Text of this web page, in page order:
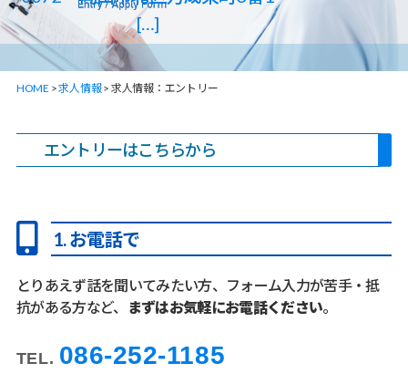
淳
風
ロ
ン
ホ
ピ
HOME >求人情報> 求人情報：エントリー
エントリーはこちらから
1. お電話で
とりあえず話を聞いてみたい方、フォーム入力が苦手・抵
抗がある方など、
まずはお気軽にお電話ください。
TEL. 086-252-1185